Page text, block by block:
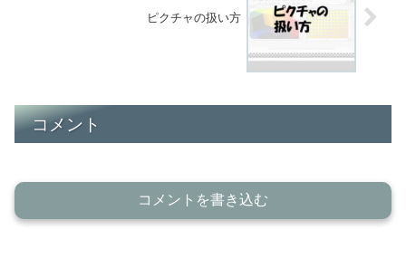
ピクチャの扱い方
コメント
コメントを書き込む